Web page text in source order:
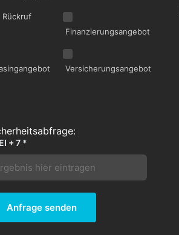
Rückruf
Finanzierungsangebot
Versicherungsangebot
+ 7 *
Anfrage senden